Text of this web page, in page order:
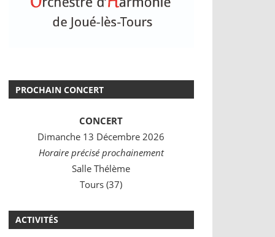
PROCHAIN CONCERT
CONCERT
Dimanche 13 Décembre 2026
Horaire précisé prochainement
Salle Thélème
Tours (37)
ACTIVITÉS